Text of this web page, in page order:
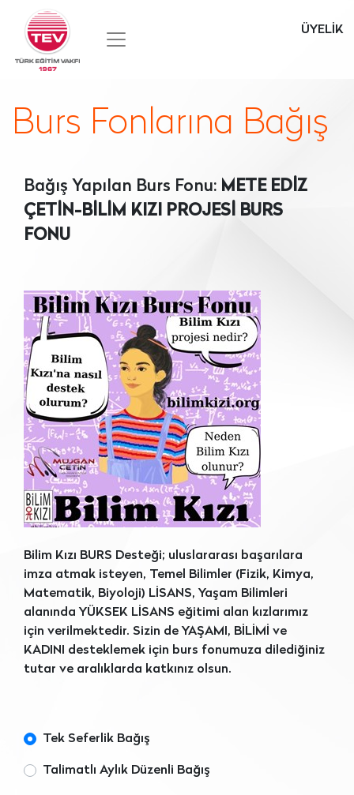
ÜYELİK
Burs Fonlarına Bağış
Bağış Yapılan Burs Fonu: METE EDİZ
ÇETİN-BİLİM KIZI PROJESİ BURS
FONU
Bilim Kızı BURS Desteği; uluslararası başarılara
imza atmak isteyen, Temel Bilimler (Fizik, Kimya,
Matematik, Biyoloji) LİSANS, Yaşam Bilimleri
alanında YÜKSEK LİSANS eğitimi alan kızlarımız
için verilmektedir. Sizin de YAŞAMI, BİLİMİ ve
KADINI desteklemek için burs fonumuza dilediğiniz
tutar ve aralıklarda katkınız olsun.
Tek Seferlik Bağış
Talimatlı Aylık Düzenli Bağış